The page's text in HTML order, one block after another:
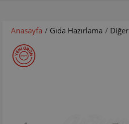
Anasayfa / Gıda Hazırlama / Diğer